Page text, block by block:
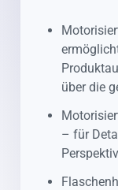
über die
– für